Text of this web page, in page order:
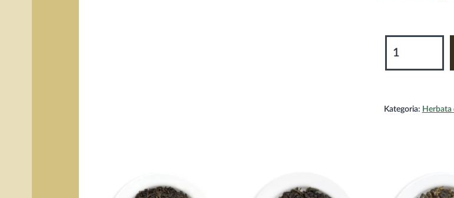
Kategoria: Herbata